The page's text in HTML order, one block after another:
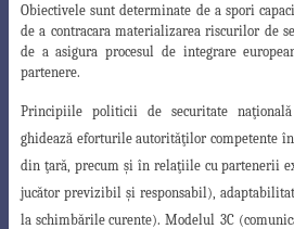
Obiectivele sunt determinate de a spori
de a contracara materializarea riscurilor de
de a asigura procesul de integrare
partenere.
Principiilepoliticii de securitate
ghidează eforturile autorităţilor competente
din ţară, precum şi în relaţiile cu partenerii
jucător previzibil şi responsabil),
la schimbările curente). Modelul 3C